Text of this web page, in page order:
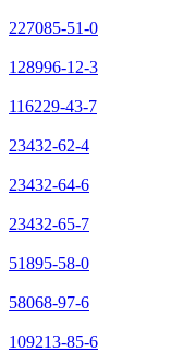
227085-51-0
128996-12-3
116229-43-7
23432-62-4
23432-64-6
23432-65-7
51895-58-0
58068-97-6
109213-85-6